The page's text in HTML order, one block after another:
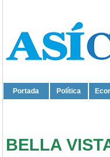
Portada Política
BELLA